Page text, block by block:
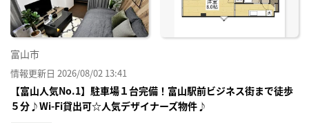
富山市
情報更新日 2026/08/02 13:41
【富山人気No.1】駐車場１台完備！富山駅前ビジネス街まで徒歩
５分♪Wi-Fi貸出可☆人気デザイナーズ物件♪